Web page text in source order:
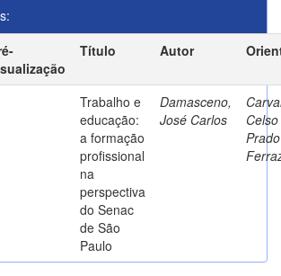
Título Autor
Trabalho e
educação:
a formação
profissional
na
perspectiva
do Senac
de São
Paulo
Damasceno,
José Carlos
Prado